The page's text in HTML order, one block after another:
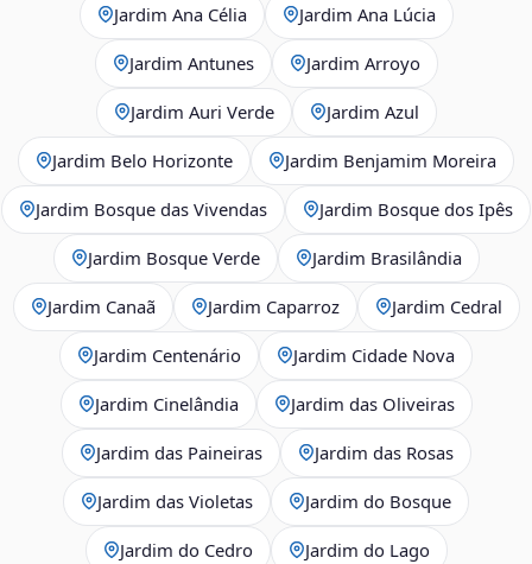
Jardim Ana Célia Jardim Ana Lúcia
Jardim Antunes Jardim Arroyo
Jardim Auri Verde Jardim Azul
Jardim Belo Horizonte Jardim Benjamim Moreira
Jardim Bosque das Vivendas Jardim Bosque dos Ipês
Jardim Bosque Verde Jardim Brasilândia
Jardim Canaã Jardim Caparroz Jardim Cedral
Jardim Centenário Jardim Cidade Nova
Jardim Cinelândia Jardim das Oliveiras
Jardim das Paineiras Jardim das Rosas
Jardim das Violetas Jardim do Bosque
Jardim do Cedro Jardim do Lago